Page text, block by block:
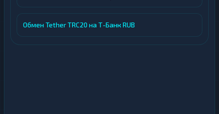
Обмен Tether TRC20 на Т-Банк RUB